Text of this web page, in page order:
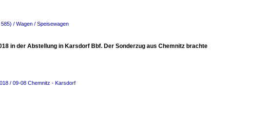
/ Wagen / Speisewagen
in der Abstellung in Karsdorf Bbf. Der Sonderzug aus Chemnitz brachte
/ 09-08 Chemnitz - Karsdorf